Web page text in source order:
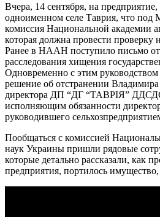
Вчера, 14 сентября, на
одноименном селе Таврия, что под
комиссия Национальной академии
которая должна провести проверку
Ранее в НААН поступило письмо
расследования хищения
Одновременно с этим
решение об отстранении
директора ДП “ДГ “ТАВРІЯ”
исполняющим обязанности
руководившего
Пообщаться с комиссией
наук Украины пришли рядовые
которые детально рассказали, как
предприятия, портилось